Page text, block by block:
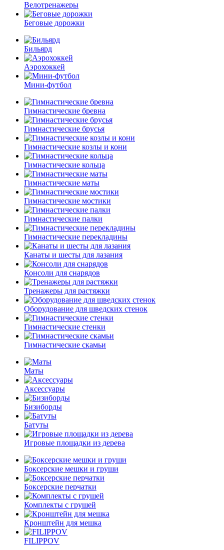
Велотренажеры
Беговые дорожки
Бильярд
Аэрохоккей
Мини-футбол
Гимнастические бревна
Гимнастические брусья
Гимнастические козлы и кони
Гимнастические кольца
Гимнастические маты
Гимнастические мостики
Гимнастические палки
Гимнастические перекладины
Канаты и шесты для лазания
Консоли для снарядов
Тренажеры для растяжки
Оборудование для шведских стенок
Гимнастические стенки
Гимнастические скамьи
Маты
Аксессуары
Бизиборды
Батуты
Игровые площадки из дерева
Боксерские мешки и груши
Боксерские перчатки
Комплекты с грушей
Кронштейн для мешка
FILIPPOV